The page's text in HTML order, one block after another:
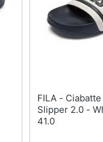
Orologi uomo
Orologi donna
FILA - Ciabatte Morro Bay
Slipper 2.0 -
41.0